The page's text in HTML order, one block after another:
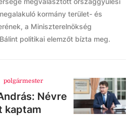
kormány terület- és
a Miniszterelnökség
politikai elemzőt bízta meg.
polgármester
Névre
kaptam